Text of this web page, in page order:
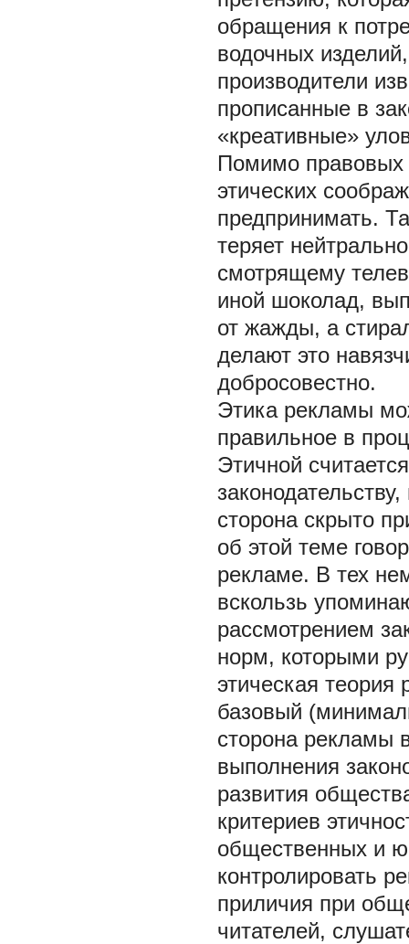
обращения к
водочных
производители
прописанные в
«креативные»
Помимо правовых
этических
предпринимать.
теряет
смотрящему
иной шоколад,
от жажды, а
делают это
добросовестно.
Этика рекламы
правильное в
Этичной
сторона скрыто
об этой теме
рекламе. В тех
вскользь
рассмотрением
норм, которыми
этическая теория
базовый
сторона рекламы
выполнения
развития
критериев
общественных и
контролировать
приличия при
читателей,